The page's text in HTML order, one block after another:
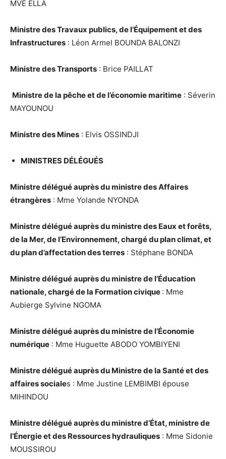
MVE ELLA
Ministre des Travaux publics, de l’Équipement et des
Infrastructures : Léon Armel BOUNDA BALONZI
Ministre des Transports : Brice PAILLAT
Ministre de la pêche et de l’économie maritime : Séverin
MAYOUNOU
Ministre des Mines : Elvis OSSINDJI
MINISTRES DÉLÉGUÉS
Ministre délégué auprès du ministre des Affaires
étrangères : Mme Yolande NYONDA
Ministre délégué auprès du ministre des Eaux et forêts,
de la Mer, de l’Environnement, chargé du plan climat, et
du plan d’affectation des terres : Stéphane BONDA
Ministre délégué auprès du ministre de l’Éducation
nationale, chargé de la Formation civique : Mme
Aubierge Sylvine NGOMA
Ministre délégué auprès du ministre de l’Économie
numérique : Mme Huguette ABODO YOMBIYENI
Ministre délégué auprès du Ministre de la Santé et des
affaires sociales : Mme Justine LEMBIMBI épouse
MIHINDOU
Ministre délégué auprès du ministre d’État, ministre de
l’Énergie et des Ressources hydrauliques : Mme Sidonie
MOUSSIROU